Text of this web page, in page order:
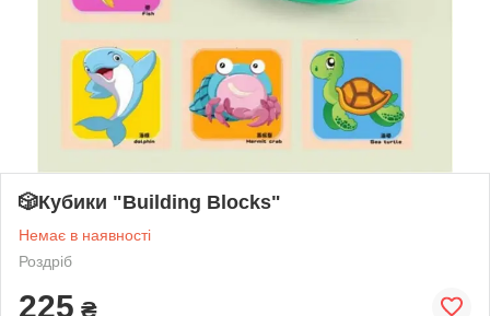
🎲Кубики "Building Blocks"
Немає в наявності
Роздріб
225 ₴